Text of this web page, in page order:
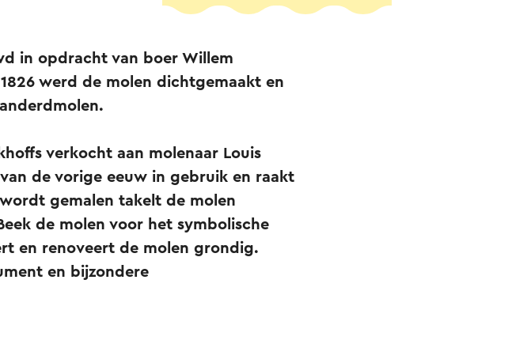
in opdracht van boer Willem
werd de molen dichtgemaakt en
verkocht aan molenaar Louis
de vorige eeuw in gebruik en raakt
gemalen takelt de molen
de molen voor het symbolische
en renoveert de molen grondig.
en bijzondere